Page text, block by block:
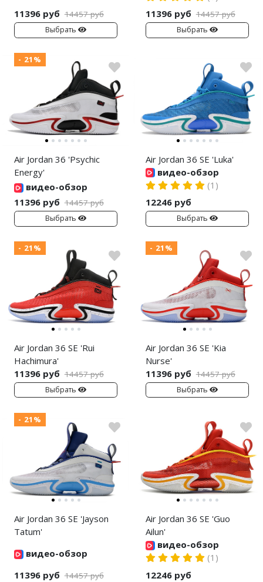
11396 руб 14457 руб
Выбрать
11396 руб 14457 руб
Выбрать
- 21%
Air Jordan 36 'Psychic
Energy'
видео-обзор
11396 руб 14457 руб
Выбрать
Air Jordan 36 SE 'Luka'
видео-обзор
(1)
12246 руб
Выбрать
- 21%
Air Jordan 36 SE 'Rui
Hachimura'
11396 руб 14457 руб
Выбрать
- 21%
Air Jordan 36 SE 'Kia
Nurse'
11396 руб 14457 руб
Выбрать
- 21%
Air Jordan 36 SE 'Jayson
Tatum'
видео-обзор
11396 руб 14457 руб
Air Jordan 36 SE 'Guo
Ailun'
видео-обзор
(1)
12246 руб
Nike Dunk
Nike Shox
Nike P-6000
Nike Initiator
Nike Precision
Nike Hyperdunk
Nike Hyperset
Nike Cosmic Unity
Nike Air Deldon
Nike Sabrina
Nike A’ja
Nike ST
Nike GT
Nike Ja
Nike Book
Nike LeBron
Nike Kyrie
Nike Freak
Nike KD
Nike PG
Nike Kobe
adidas Samba
adidas Gazelle
adidas Handball
adidas Adistar
adidas adiFOM
adidas Harden
adidas Dame
adidas AE
Adidas Yeezy Boost 350 V2